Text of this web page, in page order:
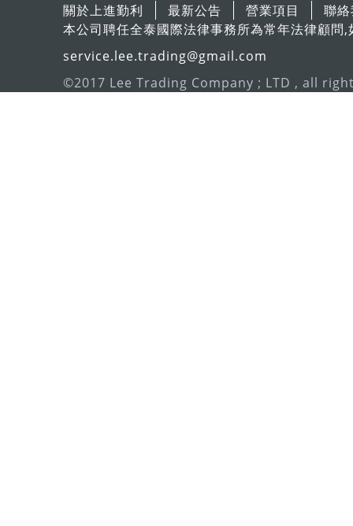
關於上進勤利 最新公告 營業項目
聯
本公司聘任全泰國際法律事務所為常年法律顧
service.lee.trading@gmail.com
©2017 Lee Trading Company ; LTD , all